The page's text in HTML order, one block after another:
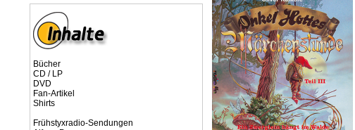
Bücher
CD / LP
DVD
Fan-Artikel
Shirts
Frühstyxradio-Sendungen